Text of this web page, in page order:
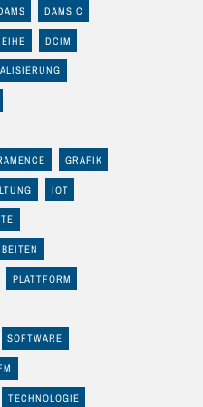
DAMS C
DCIM
GRAFIK
IOT
PLATTFORM
SOFTWARE
TECHNOLOGIE